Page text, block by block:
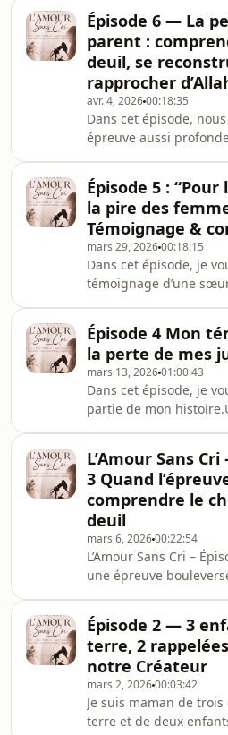
Épisode 6 — La
parent :
deuil, se
rapprocher
avr. 4, 202600:18:35
Dans cet épisode,
épreuve aussi
parent.Perdre une
père…ce n’est pas
une personne.👉🏾 C’est
pilier.Un repère.Une
structurait notre cœur,
et notre identité.À
nous allons
cette douleur est si
deuil d’un paren
Épisode 5 :
la pire des
Témoignage &
mars 29, 202600:18:15
Dans cet épisode, je
témoignage d’une
couple, aggravé après
un deuil périnatal.À
on comprend une
beaucoup de femmes
silence : porter seule,
par se perdre.Dans
allons mettre des mots
dynamiques,
joue réellement d
Épisode 4 Mon
la perte de mes
mars 13, 202601:00:43
Dans cet épisode, je
partie de mon
vie : la perte de mes
travers ce
choc, du deuil et du
que l’on traverse
bascule en quelques
que parfois, entendre
mettre des mots sur ce
peut déjà alléger un
L’Amour Sans
3 Quand
comprendre le
deuil
mars 6, 202600:22:54
L’Amour Sans Cri –
une épreuve
apparaissent ne sont
manque de foi ou de
souvent, elles sont des
que notre cerveau met
nous protéger.Dans cet
parle du choc
traumatisme et de ce
Épisode 2 — 3
terre, 2
notre Créateur
mars 2, 202600:03:42
Je suis maman de
terre et de deux